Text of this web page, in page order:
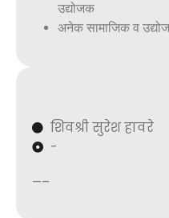
उद्योजक
अनेक सामाजिक व
शिवश्री सुरेश हावरे
-
—–